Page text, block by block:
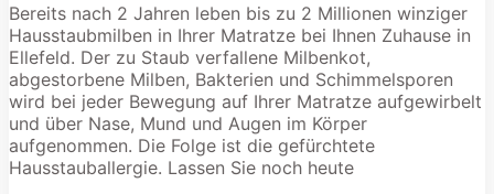
Bereits nach 2 Jahren leben bis zu 2 Millionen winziger
Hausstaubmilben in Ihrer Matratze bei Ihnen Zuhause in
Ellefeld. Der zu Staub verfallene Milbenkot,
abgestorbene Milben, Bakterien und Schimmelsporen
wird bei jeder Bewegung auf Ihrer Matratze aufgewirbelt
und über Nase, Mund und Augen im Körper
aufgenommen. Die Folge ist die gefürchtete
Hausstauballergie. Lassen Sie noch heute